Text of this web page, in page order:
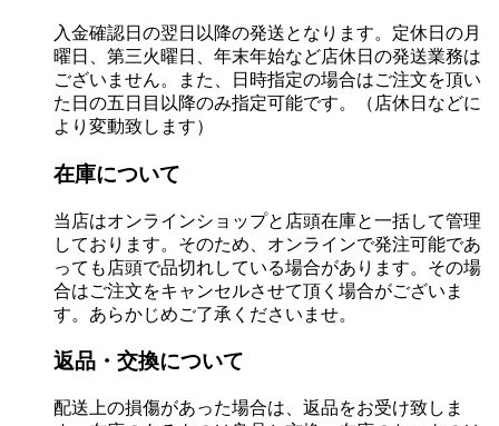
入金確認日の翌日以降の発送となります。定休日の月
曜日、第三火曜日、年末年始など店休日の発送業務は
ございません。また、日時指定の場合はご注文を頂い
た日の五日目以降のみ指定可能です。（店休日などに
より変動致します）
在庫について
当店はオンラインショップと店頭在庫と一括して管理
しております。そのため、オンラインで発注可能であ
っても店頭で品切れしている場合があります。その場
合はご注文をキャンセルさせて頂く場合がございま
す。あらかじめご了承くださいませ。
返品・交換について
配送上の損傷があった場合は、返品をお受け致しま